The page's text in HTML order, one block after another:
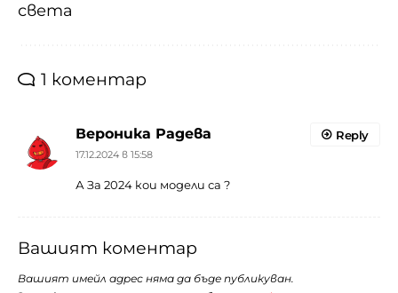
света
1 коментар
Вероника Радева
17.12.2024 в 15:58
А За 2024 кои модели са ?
Reply
Вашият коментар
Вашият имейл адрес няма да бъде публикуван.